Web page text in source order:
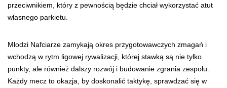
przeciwnikiem, który z pewnością będzie chciał wykorzystać atut
własnego parkietu.
Młodzi Nafciarze zamykają okres przygotowawczych zmagań i
wchodzą w rytm ligowej rywalizacji, której stawką są nie tylko
punkty, ale również dalszy rozwój i budowanie zgrania zespołu.
Każdy mecz to okazja, by doskonalić taktykę, sprawdzać się w